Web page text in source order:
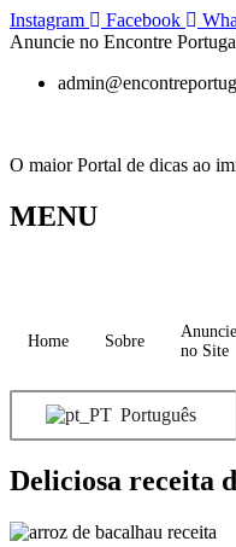
Pular
para
conteúdo
Instagram Facebook
Anuncie no Encontre
O maior Portal de dicas ao
MENU
Home Sobre
Anuncie
no Site
Português
Deliciosa receita